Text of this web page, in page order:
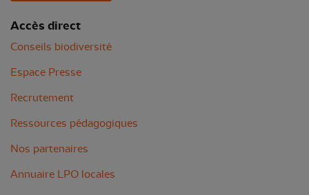
Accès direct
Conseils biodiversité
Espace Presse
Recrutement
Ressources pédagogiques
Nos partenaires
Annuaire LPO locales